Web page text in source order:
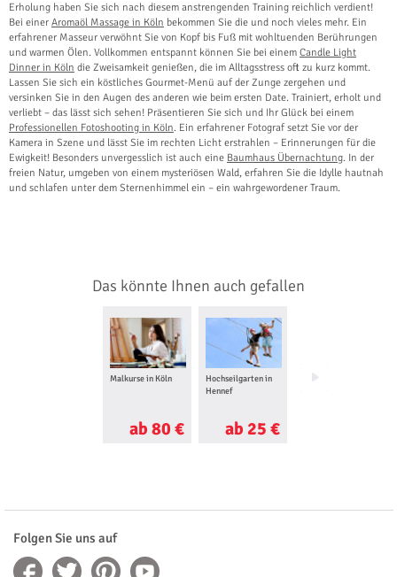
Erholung haben Sie sich nach diesem anstrengenden Training reichlich verdient!
Bei einer Aromaöl Massage in Köln bekommen Sie die und noch vieles mehr. Ein
erfahrener Masseur verwöhnt Sie von Kopf bis Fuß mit wohltuenden Berührungen
und warmen Ölen. Vollkommen entspannt können Sie bei einem Candle Light
Dinner in Köln die Zweisamkeit genießen, die im Alltagsstress oft zu kurz kommt.
Lassen Sie sich ein köstliches Gourmet-Menü auf der Zunge zergehen und
versinken Sie in den Augen des anderen wie beim ersten Date. Trainiert, erholt und
verliebt – das lässt sich sehen! Präsentieren Sie sich und Ihr Glück bei einem
Professionellen Fotoshooting in Köln. Ein erfahrener Fotograf setzt Sie vor der
Kamera in Szene und lässt Sie im rechten Licht erstrahlen – Erinnerungen für die
Ewigkeit! Besonders unvergesslich ist auch eine Baumhaus Übernachtung. In der
freien Natur, umgeben von einem mysteriösen Wald, erfahren Sie die Idylle hautnah
und schlafen unter dem Sternenhimmel ein – ein wahrgewordener Traum.
Das könnte Ihnen auch gefallen
Malkurse in Köln
ab 80 €
Hochseilgarten in
Hennef
ab 25 €
Familien
Folgen Sie uns auf